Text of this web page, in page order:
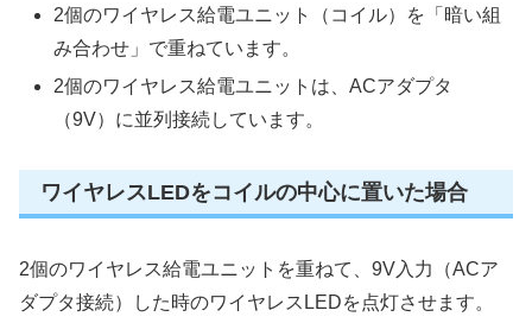
2個のワイヤレス給電ユニット（コイル）を「暗い組
み合わせ」で重ねています。
2個のワイヤレス給電ユニットは、ACアダプタ
（9V）に並列接続しています。
ワイヤレスLEDをコイルの中心に置いた場合
2個のワイヤレス給電ユニットを重ねて、9V入力（ACア
ダプタ接続）した時のワイヤレスLEDを点灯させます。